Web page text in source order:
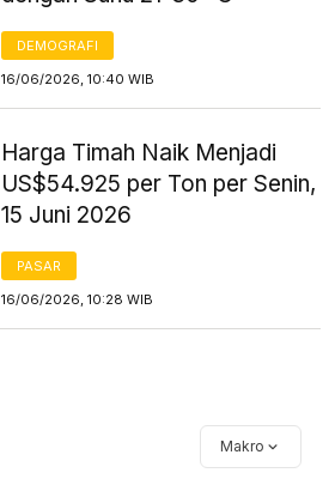
DEMOGRAFI
16/06/2026, 10:40 WIB
Harga Timah Naik Menjadi
US$54.925 per Ton per Senin,
15 Juni 2026
PASAR
16/06/2026, 10:28 WIB
Makro